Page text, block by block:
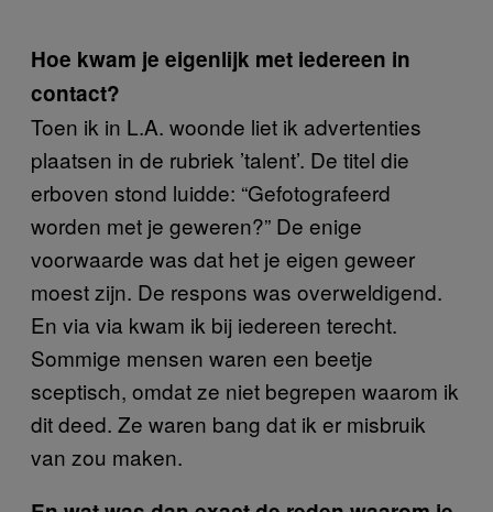
Hoe kwam je eigenlijk met iedereen in
contact?
Toen ik in L.A. woonde liet ik advertenties
plaatsen in de rubriek ’talent’. De titel die
erboven stond luidde: “Gefotografeerd
worden met je geweren?” De enige
voorwaarde was dat het je eigen geweer
moest zijn. De respons was overweldigend.
En via via kwam ik bij iedereen terecht.
Sommige mensen waren een beetje
sceptisch, omdat ze niet begrepen waarom ik
dit deed. Ze waren bang dat ik er misbruik
van zou maken.